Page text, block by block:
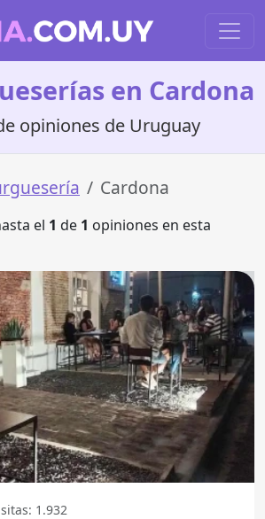
en Cardona
opiniones de Uruguay
Cardona
el 1 de 1 opiniones en esta
1.932